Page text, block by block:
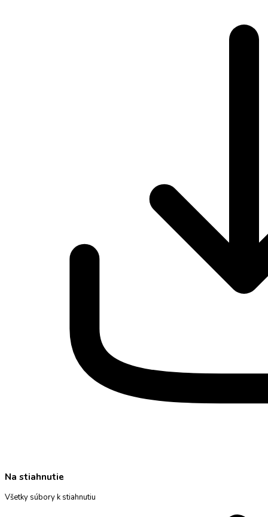
Na stiahnutie
Všetky súbory k stiahnutiu